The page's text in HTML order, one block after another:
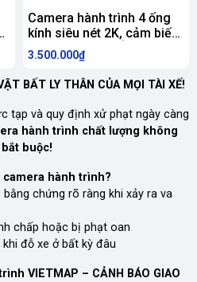
Camera hành trình 4 ống
kính siêu nét 2K, cảm biến
Sony (TẶNG THẺ NHỚ
128Gb Class 10)
3.500.000₫
BẤT LY THÂN CỦA MỌI TÀI XẾ!
tạp và quy định xử phạt ngày càng
hành trình chất lượng không
buộc!
hành trình?
chứng rõ ràng khi xảy ra va
chấp hoặc bị phạt oan
đỗ xe ở bất kỳ đâu
VIETMAP – CẢNH BÁO GIAO